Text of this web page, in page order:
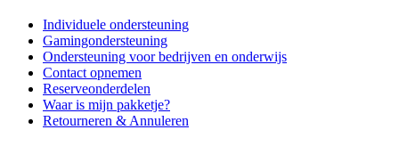
Individuele ondersteuning
Gamingondersteuning
Ondersteuning voor bedrijven en onderwijs
Contact opnemen
Reserveonderdelen
Waar is mijn pakketje?
Retourneren & Annuleren